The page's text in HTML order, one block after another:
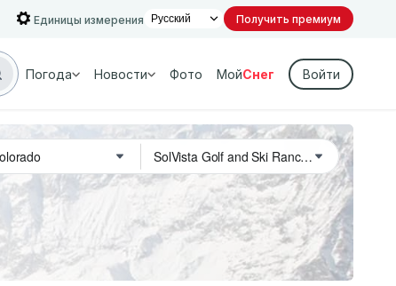
Единицы измерения Получить премиум
Погода Новости Фото МойСнег Войти